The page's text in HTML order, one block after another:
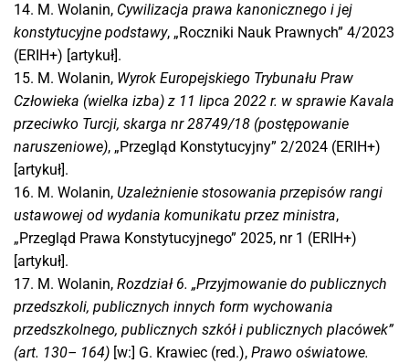
14. M. Wolanin, Cywilizacja prawa kanonicznego i jej
konstytucyjne podstawy, „Roczniki Nauk Prawnych” 4/2023
(ERIH+) [artykuł].
15. M. Wolanin, Wyrok Europejskiego Trybunału Praw
Człowieka (wielka izba) z 11 lipca 2022 r. w sprawie Kavala
przeciwko Turcji, skarga nr 28749/18 (postępowanie
naruszeniowe), „Przegląd Konstytucyjny” 2/2024 (ERIH+)
[artykuł].
16. M. Wolanin, Uzależnienie stosowania przepisów rangi
ustawowej od wydania komunikatu przez ministra,
„Przegląd Prawa Konstytucyjnego” 2025, nr 1 (ERIH+)
[artykuł].
17. M. Wolanin, Rozdział 6. „Przyjmowanie do publicznych
przedszkoli, publicznych innych form wychowania
przedszkolnego, publicznych szkół i publicznych placówek”
(art. 130– 164) [w:] G. Krawiec (red.), Prawo oświatowe.